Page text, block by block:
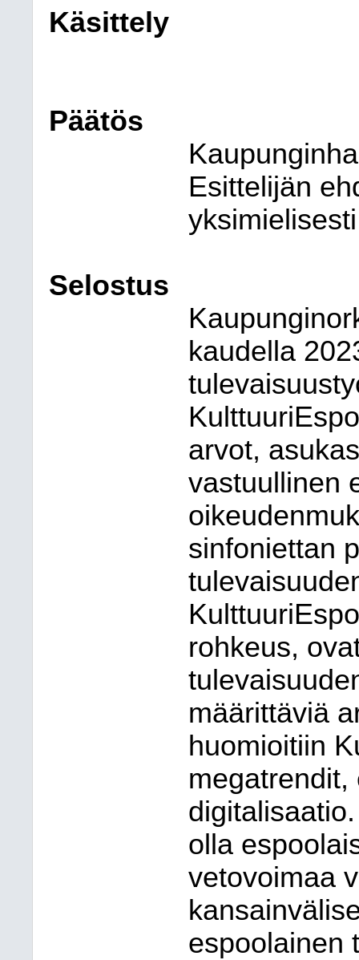
Käsittely
Päätös
Esittelijän
Selostus
kaudella
arvot,
vastuullinen
sinfoniettan
rohkeus,
määrittäviä
huomioitiin
olla
vetovoimaa
espoolainen